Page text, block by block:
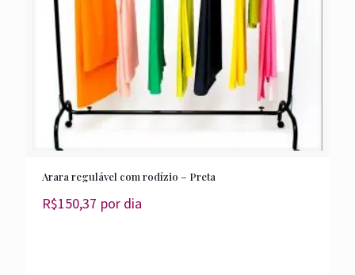
Arara regulável com rodízio – Preta
R$150,37 por dia